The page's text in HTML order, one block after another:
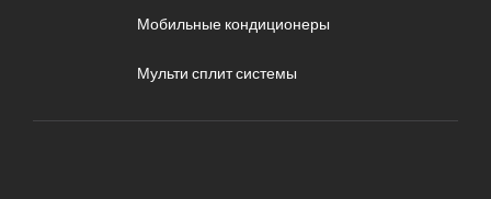
Мобильные кондиционеры
Мульти сплит системы